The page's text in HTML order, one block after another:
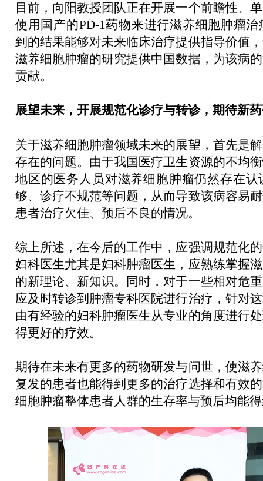
目前，向阳教授团队正在开展一个前瞻性、
使用国产的PD-1药物来进行滋养细胞肿瘤
到的结果能够对未来临床治疗提供指导价值
滋养细胞肿瘤的研究提供中国数据，为该病
贡献。
展望未来，开展规范化诊疗与转诊，期待新
关于滋养细胞肿瘤领域未来的展望，首先是
存在的问题。由于我国医疗卫生资源的不均
地区的医务人员对滋养细胞肿瘤仍然存在
够、诊疗不规范等问题，从而导致该病容易
患者治疗欠佳、预后不良的情况。
综上所述，在今后的工作中，应强调规范化
妇科医生尤其是妇科肿瘤医生，应熟练掌握
的新理论、新知识。同时，对于一些相对危
应及时转诊到肿瘤专科医院进行治疗，针对
由有经验的妇科肿瘤医生从专业的角度进行
得更好的疗效。
期待在未来有更多的药物研发与问世，使滋
复发的患者也能得到更多的治疗选择和有效
细胞肿瘤整体患者人群的生存率与预后均能